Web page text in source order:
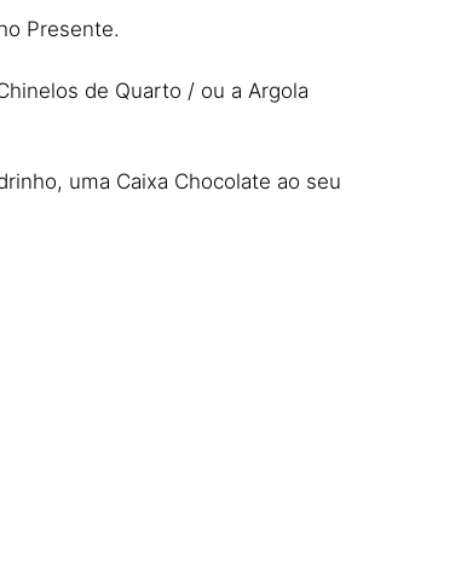
Presente.
de Quarto / ou a Argola
uma Caixa Chocolate ao seu